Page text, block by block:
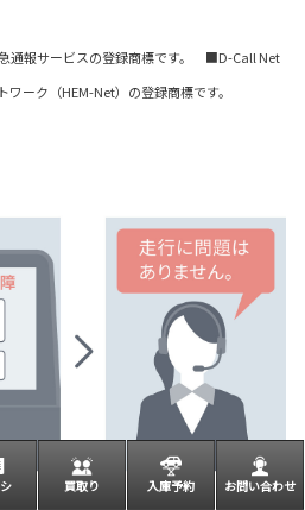
通報サービスの登録商標です。 ■D-Call Net
ーク（HEM-Net）の登録商標です。
買取り 入庫予約 お問い合わせ